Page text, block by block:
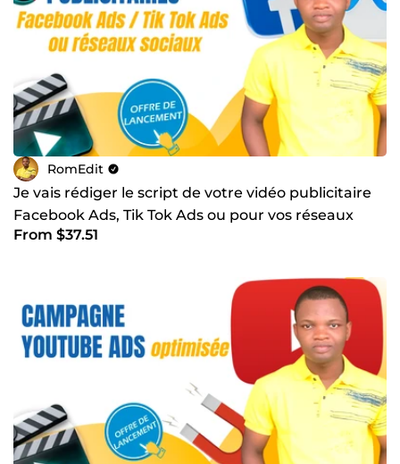
RomEdit
Je vais rédiger le script de votre vidéo publicitaire
Facebook Ads, Tik Tok Ads ou pour vos réseaux
sociaux
From $37.51